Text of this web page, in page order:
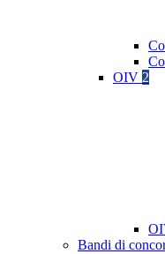
OIV 2
Bandi di